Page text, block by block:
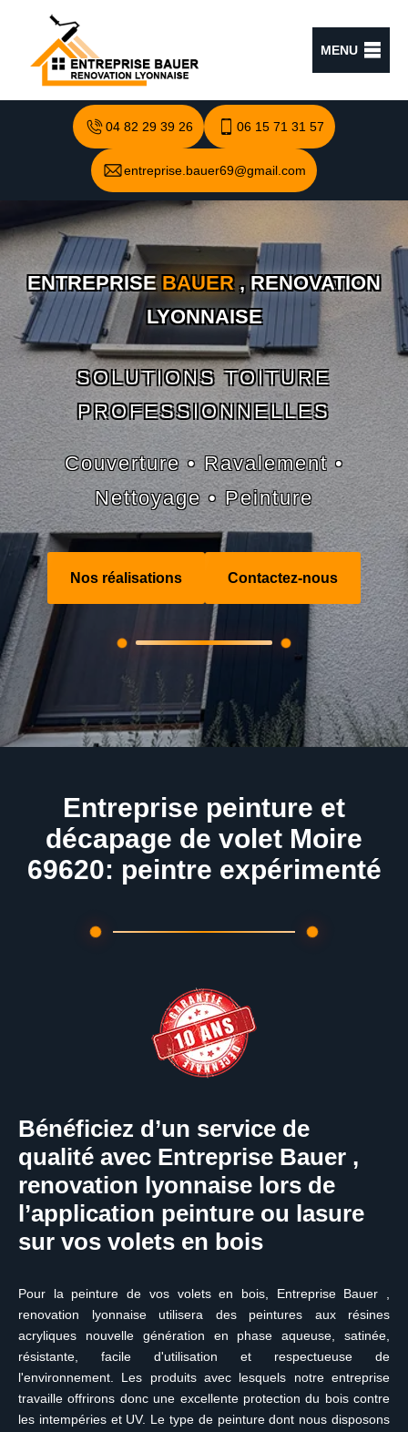
MENU
04 82 29 39 26 06 15 71 31 57
entreprise.bauer69@gmail.com
ENTREPRISE BAUER, RENOVATION
LYONNAISE
SOLUTIONS TOITURE
PROFESSIONNELLES
Couverture • Ravalement •
Nettoyage • Peinture
Nos réalisations Contactez-nous
Entreprise peinture et
décapage de volet Moire
69620: peintre expérimenté
Bénéficiez d’un service de
qualité avec Entreprise Bauer ,
renovation lyonnaise lors de
l’application peinture ou lasure
sur vos volets en bois
Pour la peinture de vos volets en bois, Entreprise Bauer ,
renovation lyonnaise utilisera des peintures aux résines
acryliques nouvelle génération en phase aqueuse, satinée,
résistante, facile d'utilisation et respectueuse de
l'environnement. Les produits avec lesquels notre entreprise
travaille offrirons donc une excellente protection du bois contre
les intempéries et UV. Le type de peinture dont nous disposons